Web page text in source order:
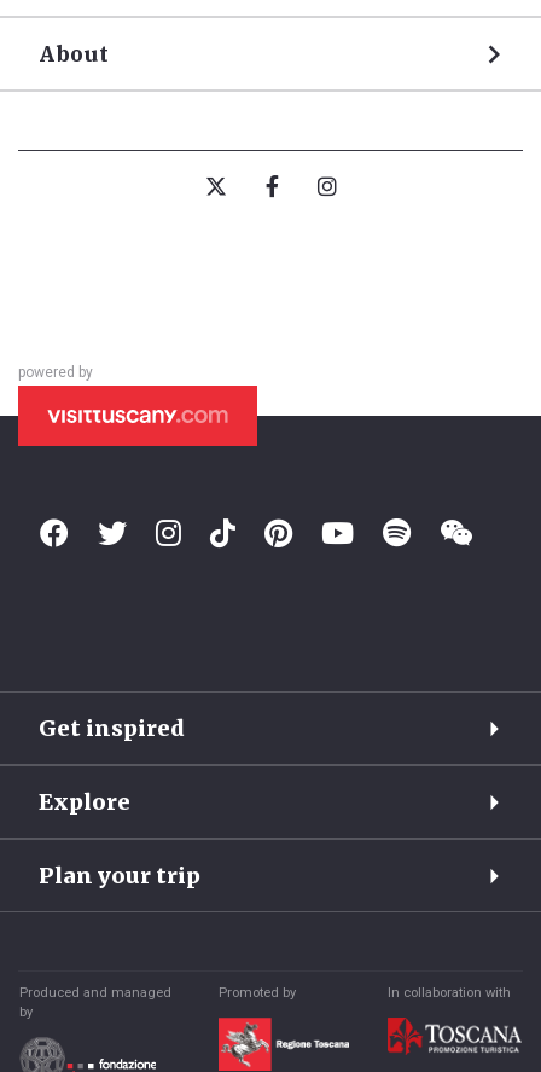
About
powered by
Get inspired
Explore
Plan your trip
Produced and managed
by
Promoted by In collaboration with